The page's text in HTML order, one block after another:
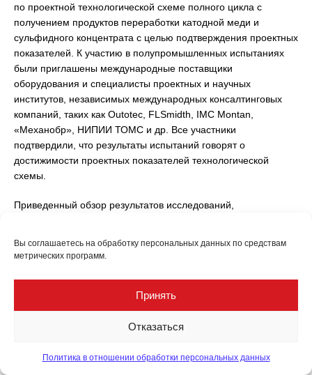
Вы соглашаетесь на обработку персональных данных по средствам
метрических программ.
Принять
Отказаться
Политика в отношении обработки персональных данных
по проектной технологической схеме полного цикла с
получением продуктов переработки катодной меди и
сульфидного концентрата с целью подтверждения проектных
показателей. К участию в полупромышленных испытаниях
были приглашены международные поставщики
оборудования и специалисты проектных и научных
институтов, независимых международных консалтинговых
компаний, таких как Outotec, FLSmidth, IMC Montan,
«Механобр», НИПИИ ТОМС и др. Все участники
подтвердили, что результаты испытаний говорят о
достижимости проектных показателей технологической
схемы.
Приведенный обзор результатов исследований,
месторождения. Были исследованы всевозможные
и смешанных руд. Рассмотрены варианты как чисто
флотационных методов обогащения с последующей
гидрометаллургической и пирометаллургической
переработкой концентратов, так и различные варианты
методы и гидрометаллургические процессы.